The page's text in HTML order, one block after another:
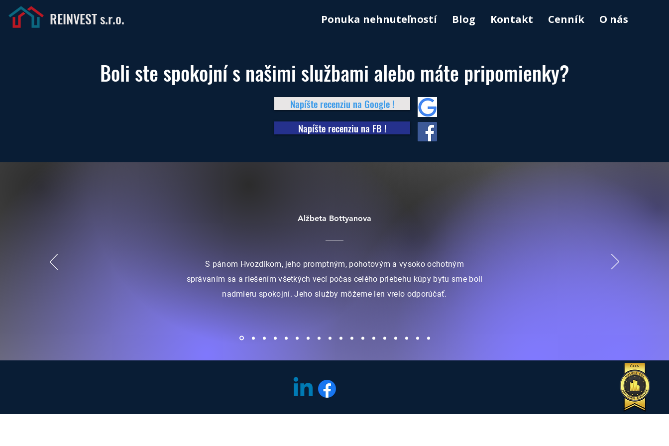
REINVEST s.r.o. Ponuka nehnuteľností Blog Kontakt Cenník O nás
Boli ste spokojní s našimi službami alebo máte pripomienky?
Napíšte recenziu na Google !
Napíšte recenziu na FB !
Alžbeta Bottyanova
S pánom Hvozdíkom, jeho promptným, pohotovým a vysoko ochotným
správaním sa a riešením všetkých vecí počas celého priebehu kúpy bytu sme boli
nadmieru spokojní. Jeho služby môžeme len vrelo odporúčať.